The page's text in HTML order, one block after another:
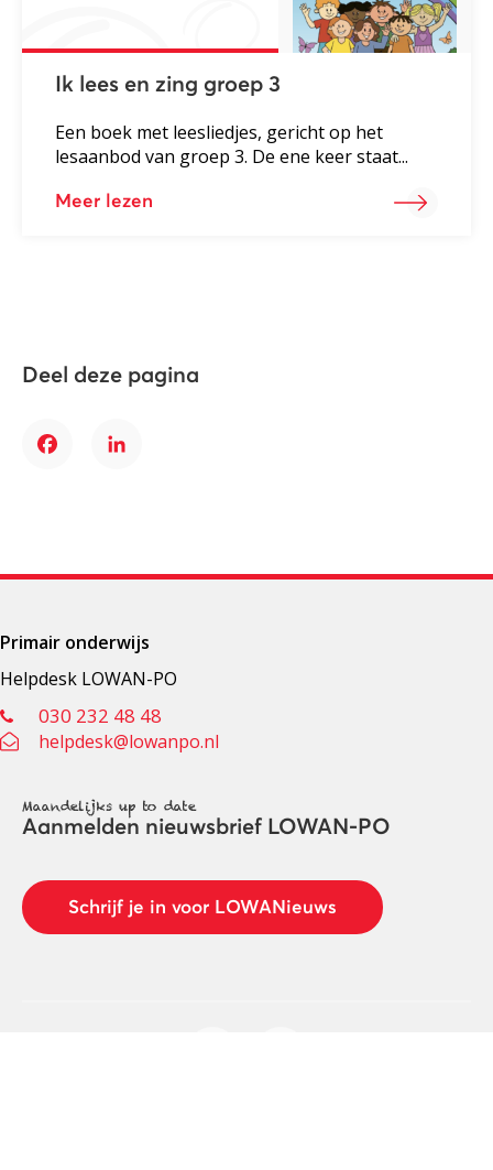
Ik lees en zing groep 3
Een boek met leesliedjes, gericht op het
lesaanbod van groep 3. De ene keer staat...
Meer lezen
Deel deze pagina
FacebookLinkedIn
Primair onderwijs
Helpdesk LOWAN-PO
030 232 48 48
helpdesk@lowanpo.nl
Maandelijks up to date
Aanmelden nieuwsbrief LOWAN-PO
Schrijf je in voor LOWANieuws